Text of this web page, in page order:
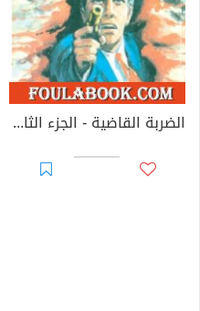
الضربة القاضية - الجزء الثالث - سلسلة رجل المستحيل